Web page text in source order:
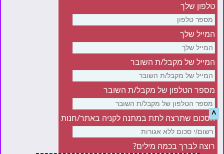
טלפון שלך
המייל שלך
המייל של מקבל/ת השובר
מספר הטלפון של מקבל/ת השובר
הסכום שתרצה לתת במתנה לקניה באתר/חנות
רוצה לברך בכמה מילים?
^